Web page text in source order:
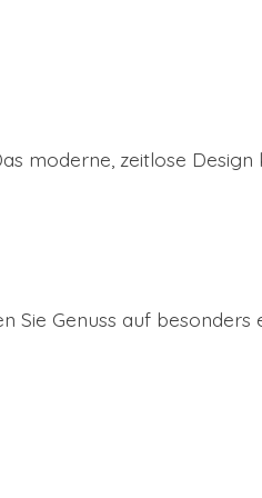
moderne, zeitlose
Sie Genuss auf besonders